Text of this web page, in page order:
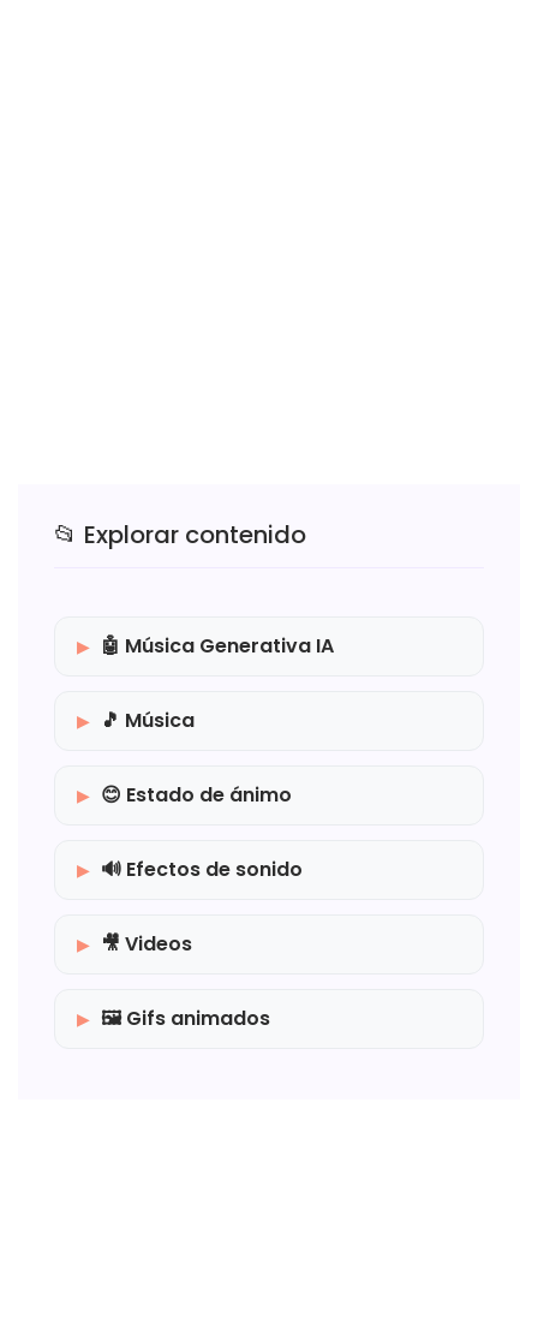
📂 Explorar contenido
🤖 Música Generativa IA
🎵 Música
😊 Estado de ánimo
🔊 Efectos de sonido
🎥 Videos
🖼️ Gifs animados